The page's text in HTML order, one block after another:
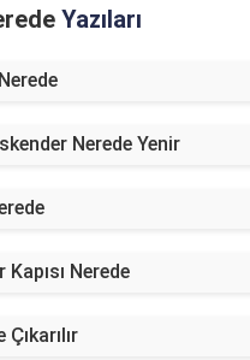
Yazıları
Nerede Yenir
Kapısı Nerede